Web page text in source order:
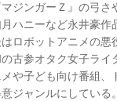
ジンガーＺ』の弓さ
ハニーなど永井豪作
ロボットアニメの悪
古参オタク女子ライ
や子ども向け番組、
ジャンルにしている